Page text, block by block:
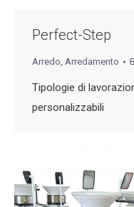
Perfect-Step
Arredo, Arredamento
Tipologie di
personalizzabili